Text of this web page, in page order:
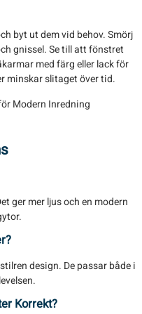
byt ut dem vid behov. Smörj
gnissel. Se till att fönstret
med färg eller lack för
minskar slitaget över tid.
ger mer ljus och en modern
design. De passar både i
Korrekt?